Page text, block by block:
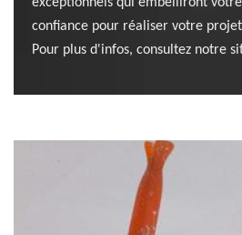
confiance pour réaliser votre
Pour plus d'infos, consultez notre